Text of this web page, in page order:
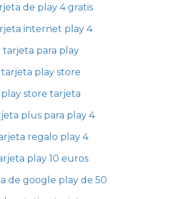
de play 4 gratis
internet play 4
tarjeta para play
tarjeta play store
play store tarjeta
plus para play 4
regalo play 4
play 10 euros
de google play de 50